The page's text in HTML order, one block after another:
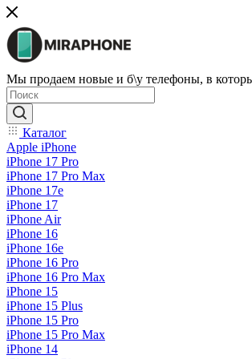
Мы продаем новые и б\у телефоны, в
Каталог
Apple iPhone
iPhone 17 Pro
iPhone 17 Pro Max
iPhone 17e
iPhone 17
iPhone Air
iPhone 16
iPhone 16e
iPhone 16 Pro
iPhone 16 Pro Max
iPhone 15
iPhone 15 Plus
iPhone 15 Pro
iPhone 15 Pro Max
iPhone 14